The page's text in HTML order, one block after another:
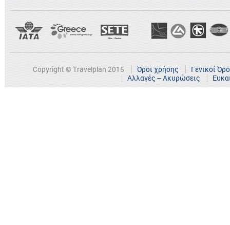
Copyright © Travelplan 2015 Όροι χρήσης
Γενικοί
Αλλαγές – Ακυρώσεις